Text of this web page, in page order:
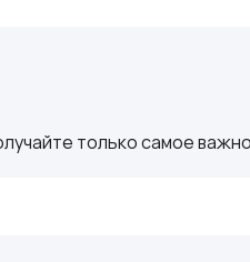
только самое